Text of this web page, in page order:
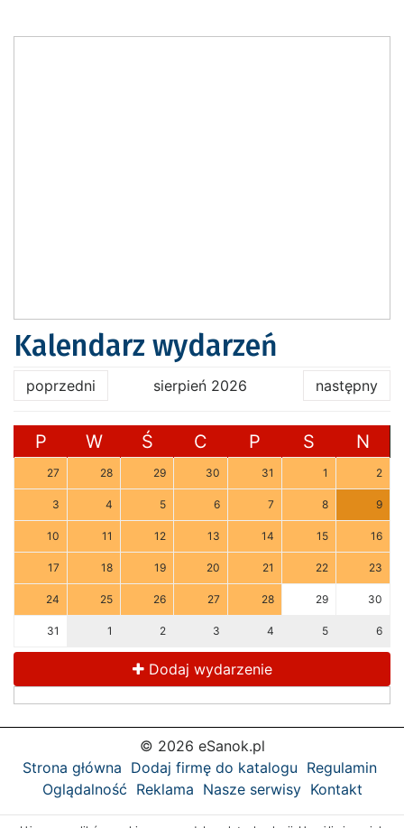
Kalendarz wydarzeń
poprzedni sierpień 2026 następny
P W Ś C P S N
27 28 29 30 31 1 2
3 4 5 6 7 8 9
10 11 12 13 14 15 16
17 18 19 20 21 22 23
24 25 26 27 28 29 30
31 1 2 3 4 5 6
Dodaj wydarzenie
© 2026 eSanok.pl
Strona główna Dodaj firmę do katalogu Regulamin
Oglądalność Reklama Nasze serwisy Kontakt